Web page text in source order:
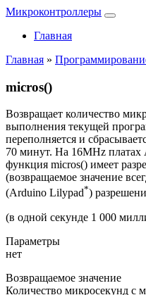
Микроконтроллеры
Главная
Главная »
micros()
Возвращает количество
выполнения текущей
переполняется и
70 минут. На 16MHz
функция micros() имеет
(возвращаемое значение
(Arduino Lilypad*)
(в одной секунде 1 000
Параметры
нет
Возвращаемое значение
Количество микросекунд с